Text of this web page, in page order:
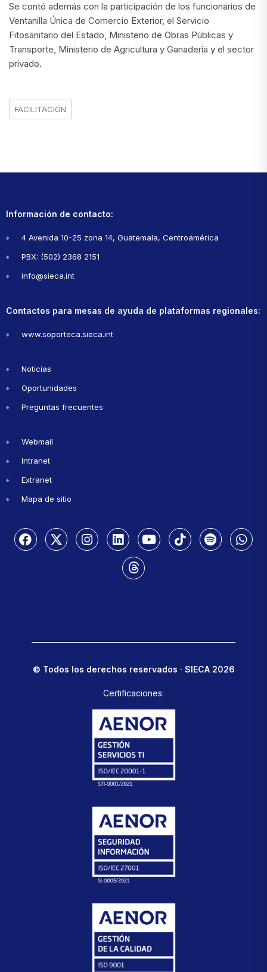
Se contó además con la participación de los funcionarios de
Ventanilla Única de Comercio Exterior, el Servicio
Fitosanitario del Estado, Ministerio de Obras Públicas y
Transporte, Ministerio de Agricultura y Ganadería y el sector
privado.
FACILITACIÓN
Información de contacto:
4 Avenida 10-25 zona 14, Guatemala, Centroamérica
PBX: (502) 2368 2151
info@sieca.int
Contactos para mesas de ayuda de plataformas regionales:
www.soporteca.sieca.int
Noticias
Oportunidades
Preguntas frecuentes
Webmail
Intranet
Extranet
Mapa de sitio
© Todos los derechos reservados · SIECA 2026
Certificaciones: